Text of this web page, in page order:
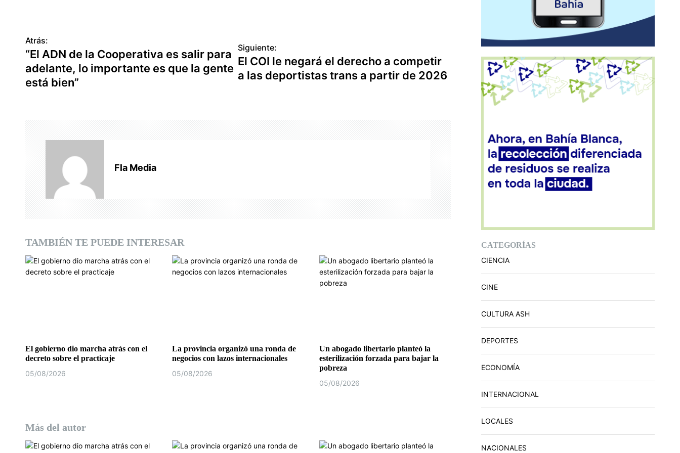
N
a
v
e
e
a
d
Atrás:
“El ADN de la Cooperativa es salir para
adelante, lo importante es que la gente
está bien”
Siguiente:
El COI le negará el derecho a competir
a las deportistas trans a partir de 2026
Fla Media
TAMBIÉN TE PUEDE INTERESAR
El gobierno dio marcha atrás con el
decreto sobre el practicaje
05/08/2026
La provincia organizó una ronda de
negocios con lazos internacionales
05/08/2026
Un abogado libertario planteó la
esterilización forzada para bajar la
pobreza
05/08/2026
Más del autor
CATEGORÍAS
CIENCIA
CINE
CULTURA ASH
DEPORTES
ECONOMÍA
INTERNACIONAL
LOCALES
NACIONALES